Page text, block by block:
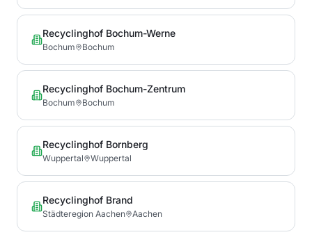
Recyclinghof Bochum-Werne
Bochum Bochum
Recyclinghof Bochum-Zentrum
Bochum Bochum
Recyclinghof Bornberg
Wuppertal Wuppertal
Recyclinghof Brand
Städteregion Aachen Aachen